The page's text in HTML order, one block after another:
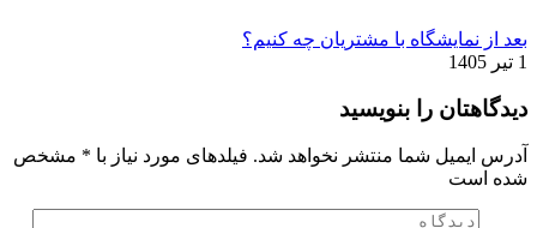
بعد از نمایشگاه با مشتریان چه کنیم؟
1 تیر 1405
دیدگاهتان را بنویسید
آدرس ایمیل شما منتشر نخواهد شد. فیلدهای مورد نیاز با * مشخص
شده است